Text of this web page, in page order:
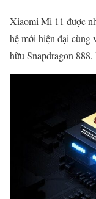
Xiaomi Mi 11 được
hệ mới hiện đại cùng
hữu Snapdragon